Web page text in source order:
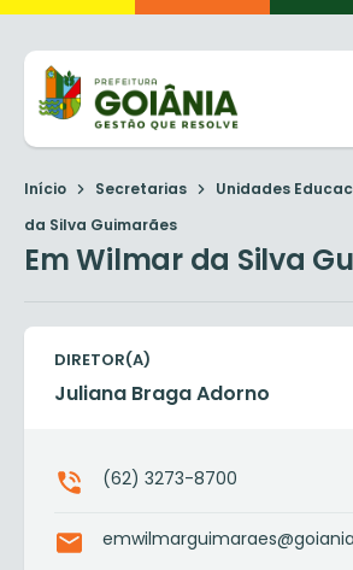
Início Secretarias Unidades
da Silva Guimarães
Em Wilmar da Silva
DIRETOR(A)
Juliana Braga Adorno
(62) 3273-8700